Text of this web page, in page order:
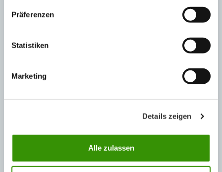
Präferenzen
Statistiken
Marketing
Details zeigen
Alle zulassen
EPS
Binalarda Enerji Kimliği Nedir? Neden gereklidir?
Isı Yalıtımının İklime Olumlu Etkisi
E- Bülten Arşiv